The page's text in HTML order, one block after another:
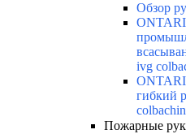
Обзор
ivg
гибкий
Пожарные